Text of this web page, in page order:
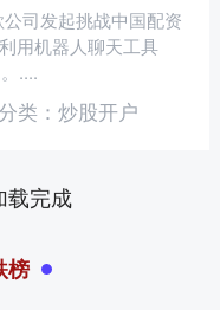
司发起挑战中国配资
用机器人聊天工具
....
类： 炒股开户
载完成
榜